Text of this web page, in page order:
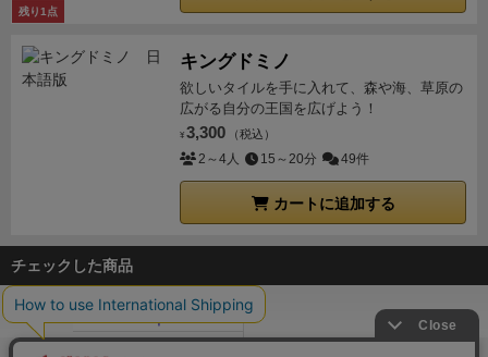
残り1点
キングドミノ
欲しいタイルを手に入れて、森や海、草原の
広がる自分の王国を広げよう！
¥ 3,300 （税込）
2～4人 15～20分 49件
カートに追加する
チェックした商品